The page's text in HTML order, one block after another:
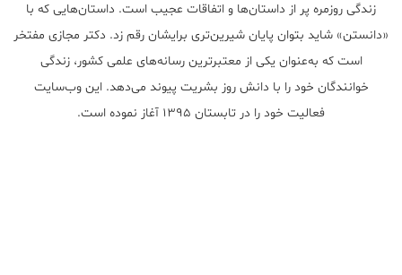
زندگی روزمره پر از داستان‌ها و اتفاقات عجیب است. داستان‌هایی که با
«دانستن» شاید بتوان پایان شیرین‌تری برایشان رقم زد. دکتر مجازی مفتخر
است که به‌عنوان یکی از معتبر‌ترین رسانه‌های علمی کشور، زندگی
خوانندگان خود را با دانش روز بشریت پیوند می‌دهد. این وب‌سایت
فعالیت خود را در تابستان ۱۳۹۵ آغاز نموده است.